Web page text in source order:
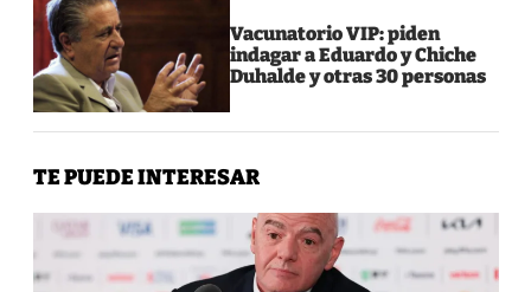
Vacunatorio VIP: piden
indagar a Eduardo y Chiche
Duhalde y otras 30 personas
TE PUEDE INTERESAR